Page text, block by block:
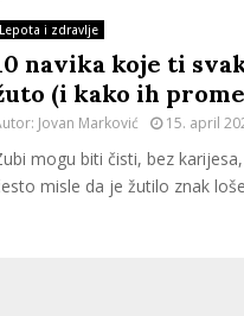
Lepota i zdravlje
navika koje ti
(i kako ih
Jovan Marković 15. april
mogu biti čisti, bez
misle da je žutilo znak